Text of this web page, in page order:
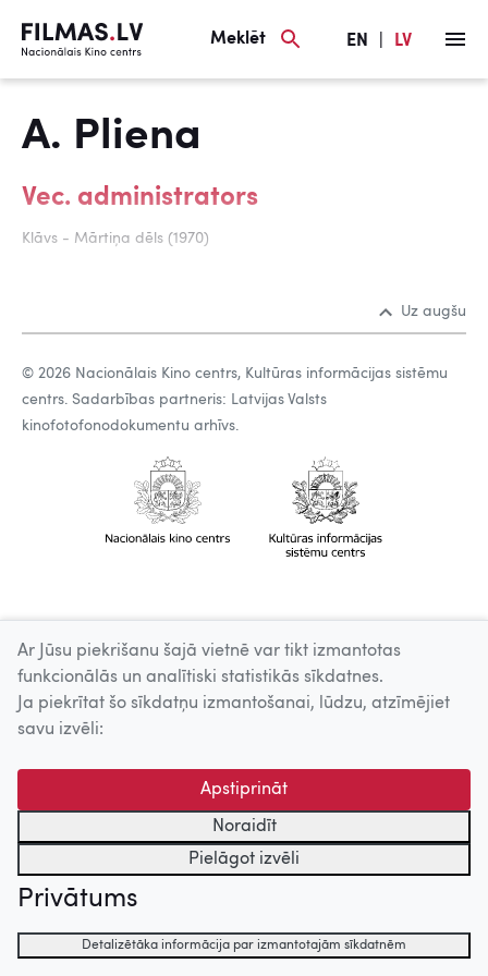
Meklēt EN LV
A. Pliena
Vec. administrators
Klāvs - Mārtiņa dēls (1970)
Uz augšu
© 2026 Nacionālais Kino centrs, Kultūras informācijas sistēmu
centrs. Sadarbības partneris: Latvijas Valsts
kinofotofonodokumentu arhīvs.
Ar Jūsu piekrišanu šajā vietnē var tikt izmantotas
funkcionālās un analītiski statistikās sīkdatnes.
Ja piekrītat šo sīkdatņu izmantošanai, lūdzu, atzīmējiet
savu izvēli:
Apstiprināt
Noraidīt
Pielāgot izvēli
Privātums
Detalizētāka informācija par izmantotajām sīkdatnēm